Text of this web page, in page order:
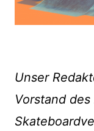
Unser
Vorstand